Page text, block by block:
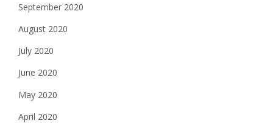
September 2020
August 2020
July 2020
June 2020
May 2020
April 2020